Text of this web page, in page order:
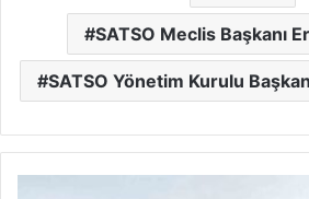
SATSO Meclis Başkanı
SATSO Yönetim Kurulu